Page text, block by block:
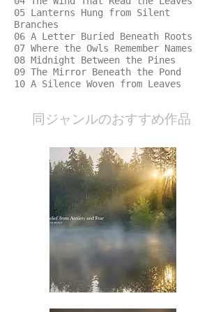
05 Lanterns Hung from Silent
Branches
06 A Letter Buried Beneath Roots
07 Where the Owls Remember Names
08 Midnight Between the Pines
09 The Mirror Beneath the Pond
10 A Silence Woven from Leaves
​同ジャンルのおすすめ作品